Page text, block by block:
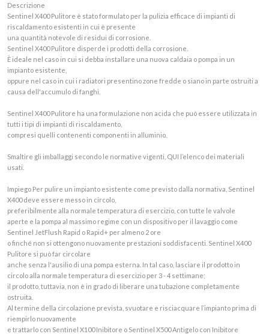
Descrizione
Sentinel X400 Pulitore è stato formulato per la pulizia efficace di impianti di
riscaldamento esistenti in cui è presente
una quantità notevole di residui di corrosione.
Sentinel X400 Pulitore disperde i prodotti della corrosione.
È ideale nel caso in cui si debba installare una nuova caldaia o pompa in un
impianto esistente,
oppure nel caso in cui i radiatori presentino zone fredde o siano in parte ostruiti a
causa dell'accumulo di fanghi.
Sentinel X400 Pulitore ha una formulazione non acida che può essere utilizzata in
tutti i tipi di impianti di riscaldamento,
compresi quelli contenenti componenti in alluminio.
Smaltire gli imballaggi secondo le normative vigenti, QUI l’elenco dei materiali
usati.
Impiego Per pulire un impianto esistente come previsto dalla normativa, Sentinel
X400 deve essere messo in circolo,
preferibilmente alla normale temperatura di esercizio, con tutte le valvole
aperte e la pompa al massimo regime con un dispositivo per il lavaggio come
Sentinel JetFlush Rapid o Rapid+ per almeno 2 ore
o finché non si ottengono nuovamente prestazioni soddisfacenti. Sentinel X400
Pulitore si può far circolare
anche senza l'ausilio di una pompa esterna. In tal caso, lasciare il prodotto in
circolo alla normale temperatura di esercizio per 3 - 4 settimane;
il prodotto, tuttavia, non è in grado di liberare una tubazione completamente
ostruita.
Al termine della circolazione prevista, svuotare e risciacquare l’impianto prima di
riempirlo nuovamente
e trattarlo con Sentinel X100 Inibitore o Sentinel X500 Antigelo con Inibitore